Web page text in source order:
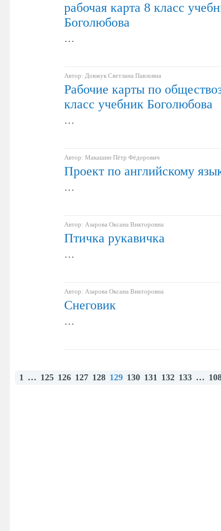
рабочая карта 8 класс
Боголюбова
…
Автор: Довжук Светлана Павловна
Рабочие карты по
класс учебник Боголюбова
…
Автор: Макашин Пётр Фёдорович
Проект по английскому
…
Автор: Азарова Оксана Викторовна
Птичка рукавичка
…
Автор: Азарова Оксана Викторовна
Снеговик
…
1 … 125 126 127 128 129 130 131 132 133 …